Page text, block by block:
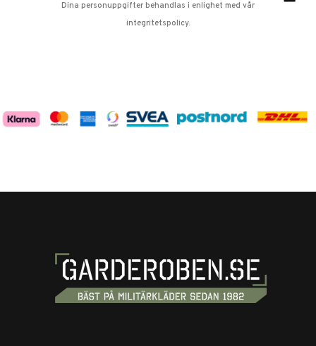
Dina personuppgifter behandlas i enlighet med vår
integritetspolicy.